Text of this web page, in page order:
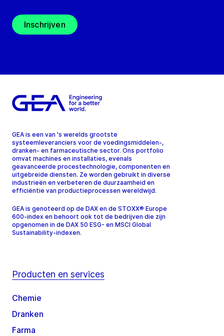
Inschrijven
GEA is een van 's werelds grootste
systeemleveranciers voor de voedingsmiddelen-,
dranken- en farmaceutische sector. Ons portfolio
omvat machines en installaties, evenals
geavanceerde procestechnologie, componenten en
uitgebreide diensten. Ze worden gebruikt in diverse
industrieën en verbeteren de duurzaamheid en
efficiëntie van productieprocessen wereldwijd.
GEA is genoteerd op de DAX en de STOXX® Europe
600-index en behoort ook tot de bedrijven die zijn
opgenomen in de DAX 50 ESG- en MSCI Global
Sustainability-indexen.
Producten en services
Chemie
Dranken
Farma